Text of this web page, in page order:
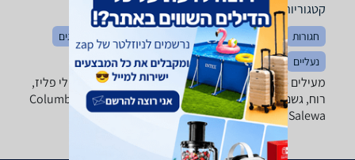
קטגוריות משלימות
חגורות הלבשה כללי כובעים מכנסיים
חולצות וסריגים
נעליים
בגדי ספורט
מעילים - ‏מעיל חרמונית ‏Dror-Tools מבחר ענק של מעילי פליז,
רוח, גשם פוך וסקי של טובי המותגים: Columbia, Marmot, The
North Face, Salewa ואחרים.